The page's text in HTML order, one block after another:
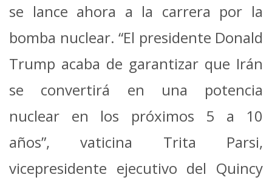
se lance ahora a la carrera por la
bomba nuclear. “El presidente Donald
Trump acaba de garantizar que Irán
se convertirá en una potencia
nuclear en los próximos 5 a 10
años”, vaticina Trita Parsi,
vicepresidente ejecutivo del Quincy